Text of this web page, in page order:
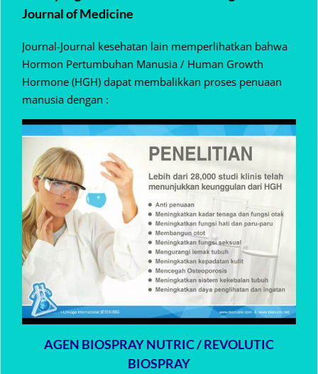
Journal of Medicine
Journal-Journal kesehatan lain memperlihatkan bahwa
Hormon Pertumbuhan Manusia / Human Growth
Hormone (HGH) dapat membalikkan proses penuaan
manusia dengan :
AGEN BIOSPRAY NUTRIC / REVOLUTIC
BIOSPRAY